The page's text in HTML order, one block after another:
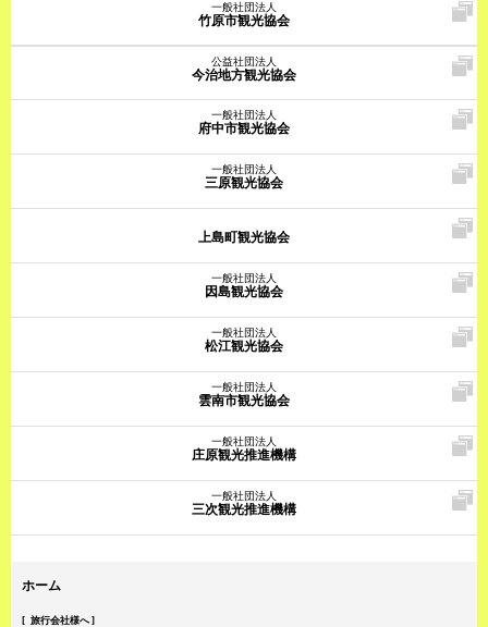
一般社団法人
竹原市観光協会
公益社団法人
今治地方観光協会
一般社団法人
府中市観光協会
一般社団法人
三原観光協会
上島町観光協会
一般社団法人
因島観光協会
一般社団法人
松江観光協会
一般社団法人
雲南市観光協会
一般社団法人
庄原観光推進機構
一般社団法人
三次観光推進機構
ホーム
旅行会社様へ